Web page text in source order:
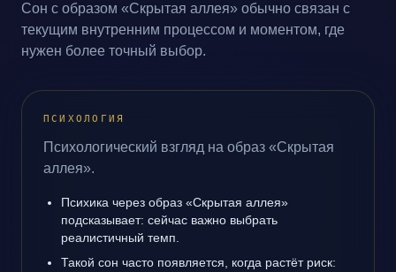
Сон с образом «Скрытая аллея» обычно связан с
текущим внутренним процессом и моментом, где
нужен более точный выбор.
ПСИХОЛОГИЯ
Психологический взгляд на образ «Скрытая
аллея».
Психика через образ «Скрытая аллея»
подсказывает: сейчас важно выбрать
реалистичный темп.
Такой сон часто появляется, когда растёт риск: